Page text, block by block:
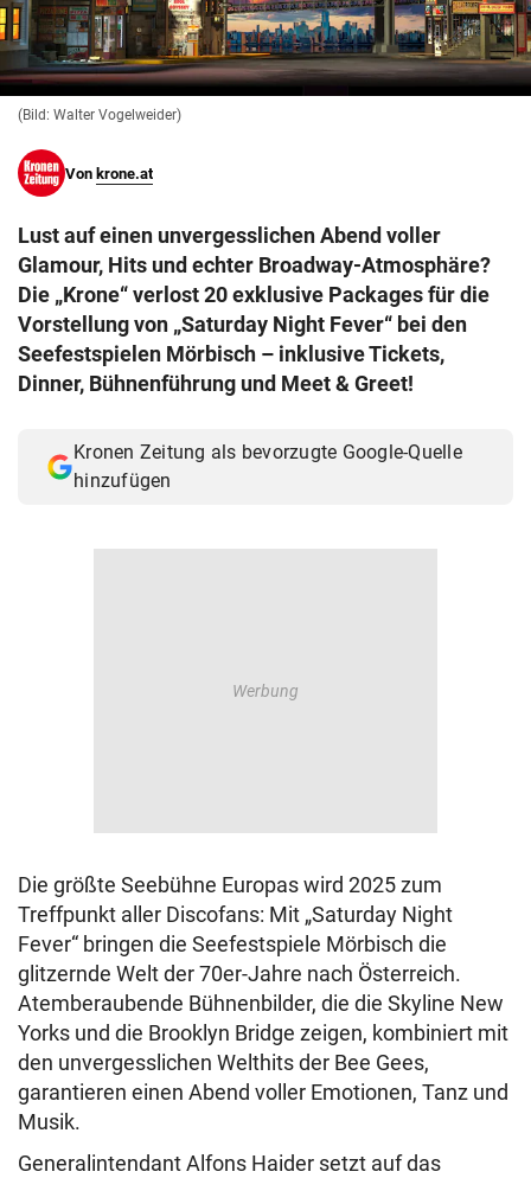
© Krone Multimedia GmbH & Co KG 2026
Muthgasse 2, 1190 Wien
(Bild: Walter Vogelweider)
Von krone.at
Lust auf einen unvergesslichen Abend voller
Glamour, Hits und echter Broadway-Atmosphäre?
Die „Krone“ verlost 20 exklusive Packages für die
Vorstellung von „Saturday Night Fever“ bei den
Seefestspielen Mörbisch – inklusive Tickets,
Dinner, Bühnenführung und Meet & Greet!
Kronen Zeitung als bevorzugte Google-Quelle
hinzufügen
Die größte Seebühne Europas wird 2025 zum
Treffpunkt aller Discofans: Mit „Saturday Night
Fever“ bringen die Seefestspiele Mörbisch die
glitzernde Welt der 70er-Jahre nach Österreich.
Atemberaubende Bühnenbilder, die die Skyline New
Yorks und die Brooklyn Bridge zeigen, kombiniert mit
den unvergesslichen Welthits der Bee Gees,
garantieren einen Abend voller Emotionen, Tanz und
Musik.
Generalintendant Alfons Haider setzt auf das